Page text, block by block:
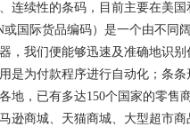
连续性的条码，目前主要在美
或国际货品编码）是一个由不同
，我们便能够迅速及准确地识
是为付款程序进行自动化；条
地，已有多达150个国家的零售
逊商城、天猫商城、大型超市商